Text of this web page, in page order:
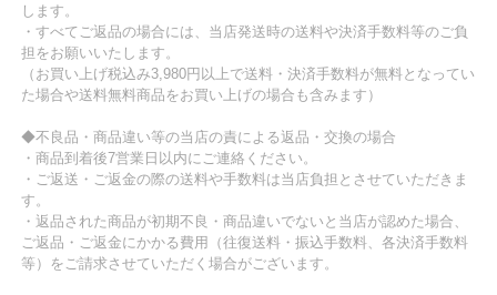
します。
・すべてご返品の場合には、当店発送時の送料や決済手数料等のご負
担をお願いいたします。
（お買い上げ税込み3,980円以上で送料・決済手数料が無料となってい
た場合や送料無料商品をお買い上げの場合も含みます）
◆不良品・商品違い等の当店の責による返品・交換の場合
・商品到着後7営業日以内にご連絡ください。
・ご返送・ご返金の際の送料や手数料は当店負担とさせていただきま
す。
・返品された商品が初期不良・商品違いでないと当店が認めた場合、
ご返品・ご返金にかかる費用（往復送料・振込手数料、各決済手数料
等）をご請求させていただく場合がございます。